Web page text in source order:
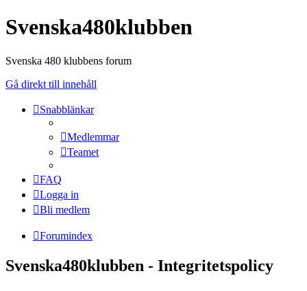
Svenska480klubben
Svenska 480 klubbens forum
Gå direkt till innehåll
Snabblänkar
Medlemmar
Teamet
FAQ
Logga in
Bli medlem
Forumindex
Svenska480klubben - Integritetspolicy